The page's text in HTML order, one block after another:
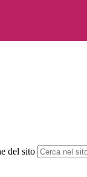
del sito